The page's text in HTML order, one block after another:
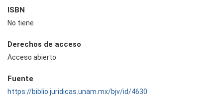
ISBN
No tiene
Derechos de acceso
Acceso abierto
Fuente
https://biblio.juridicas.unam.mx/bjv/id/4630